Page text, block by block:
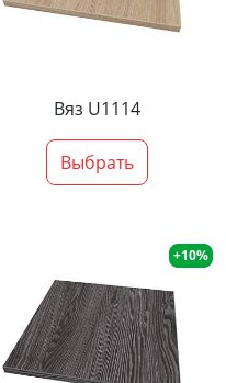
Вяз U1114
Выбрать
+10%